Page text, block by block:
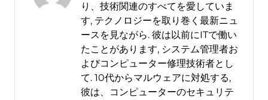
り、技術関連のすべてを愛していま
す, テクノロジーを取り巻く最新ニュ
ースを見ながら. 彼は以前にITで働い
たことがあります, システム管理者お
よびコンピューター修理技術者とし
て. 10代からマルウェアに対処する,
彼は、コンピューターのセキュリテ